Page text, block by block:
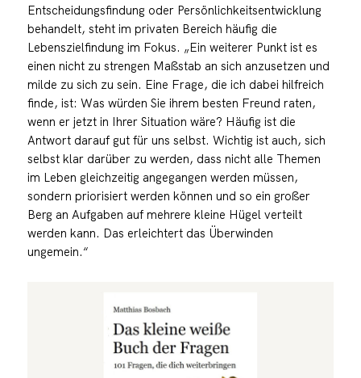
Entscheidungsfindung oder Persönlichkeitsentwicklung
behandelt, steht im privaten Bereich häufig die
Lebenszielfindung im Fokus. „Ein weiterer Punkt ist es
einen nicht zu strengen Maßstab an sich anzusetzen und
milde zu sich zu sein. Eine Frage, die ich dabei hilfreich
finde, ist: Was würden Sie ihrem besten Freund raten,
wenn er jetzt in Ihrer Situation wäre? Häufig ist die
Antwort darauf gut für uns selbst. Wichtig ist auch, sich
selbst klar darüber zu werden, dass nicht alle Themen
im Leben gleichzeitig angegangen werden müssen,
sondern priorisiert werden können und so ein großer
Berg an Aufgaben auf mehrere kleine Hügel verteilt
werden kann. Das erleichtert das Überwinden
ungemein.“